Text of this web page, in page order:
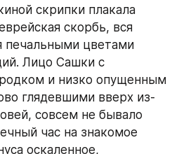
скрипки плакала
скорбь, вся
печальными цветами
Лицо Сашки с
и низко опущенным
глядевшими вверх из-
совсем не бывало
час на знакомое
оскаленное,